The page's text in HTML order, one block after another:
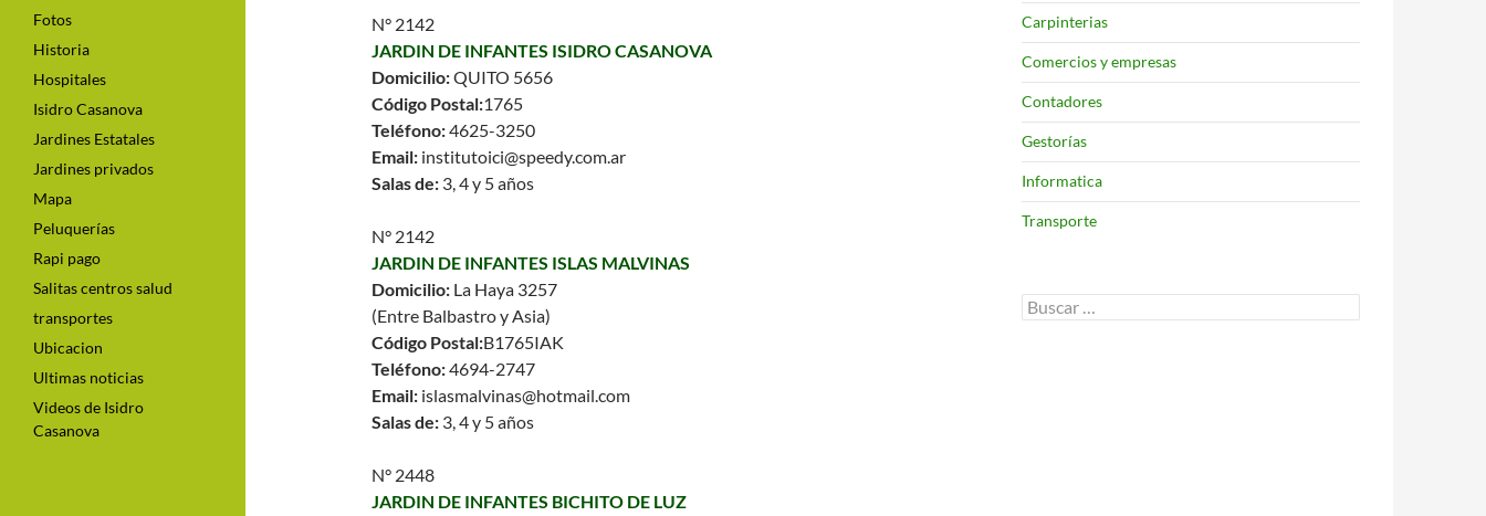
N° 2142
JARDIN DE INFANTES ISIDRO CASANOVA
Domicilio:QUITO 5656
Código Postal:1765
Teléfono:4625-3250
Email: institutoici@speedy.com.ar
Salas de: 3, 4 y 5 años
N° 2142
JARDIN DE INFANTES ISLAS MALVINAS
Domicilio: La Haya 3257
(Entre Balbastro y Asia)
Código Postal:B1765IAK
Teléfono:4694-2747
Email: islasmalvinas@hotmail.com
Salas de: 3, 4 y 5 años
N° 2448
JARDIN DE INFANTES BICHITO DE LUZ
Carpinterias
Comercios y empresas
Contadores
Gestorías
Informatica
Transporte
Buscar:
Fotos
Historia
Hospitales
Isidro Casanova
Jardines Estatales
Jardines privados
Mapa
Peluquerías
Rapi pago
Salitas centros salud
transportes
Ubicacion
Ultimas noticias
Videos de Isidro
Casanova